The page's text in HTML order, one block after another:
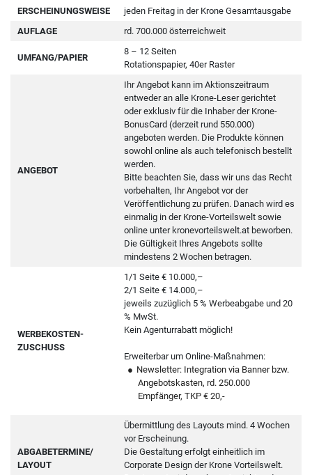
ERSCHEINUNGSWEISE
jeden Freitag in der Krone Gesamtausgabe
AUFLAGE
rd. 700.000 österreichweit
UMFANG/PAPIER
8 – 12 Seiten
Rotationspapier, 40er Raster
ANGEBOT
Ihr Angebot kann im Aktionszeitraum
entweder an alle Krone-Leser gerichtet
oder exklusiv für die Inhaber der Krone-
BonusCard (derzeit rund 550.000)
angeboten werden. Die Produkte können
sowohl online als auch telefonisch bestellt
werden.
Bitte beachten Sie, dass wir uns das Recht
vorbehalten, Ihr Angebot vor der
Veröffentlichung zu prüfen. Danach wird es
einmalig in der Krone-Vorteilswelt sowie
online unter kronevorteilswelt.at beworben.
Die Gültigkeit Ihres Angebots sollte
mindestens 2 Wochen betragen.
WERBEKOSTEN-
ZUSCHUSS
1/1 Seite € 10.000,–
2/1 Seite € 14.000,–
jeweils zuzüglich 5 % Werbeabgabe und 20
% MwSt.
Kein Agenturrabatt möglich!
Erweiterbar um Online-Maßnahmen:
Newsletter: Integration via Banner bzw.
Angebotskasten, rd. 250.000
Empfänger, TKP € 20,-
ABGABETERMINE/
LAYOUT
Übermittlung des Layouts mind. 4 Wochen
vor Erscheinung.
Die Gestaltung erfolgt einheitlich im
Corporate Design der Krone Vorteilswelt.